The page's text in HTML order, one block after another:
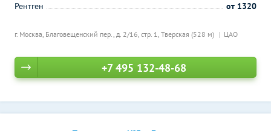
г. Москва, Благовещенский пер., д. 2/16, стр. 1, Тверская (528 м) ЦАО
Рентген
от 1320
+7 495 132-48-68